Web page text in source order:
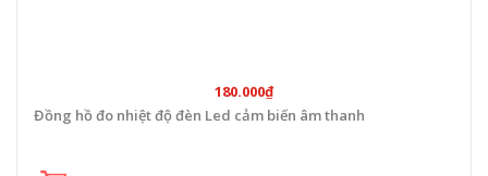
180.000₫
Đồng hồ đo nhiệt độ đèn Led cảm biến âm thanh